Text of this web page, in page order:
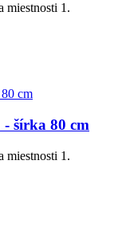
miestnosti 1.
- šírka 80 cm
miestnosti 1.